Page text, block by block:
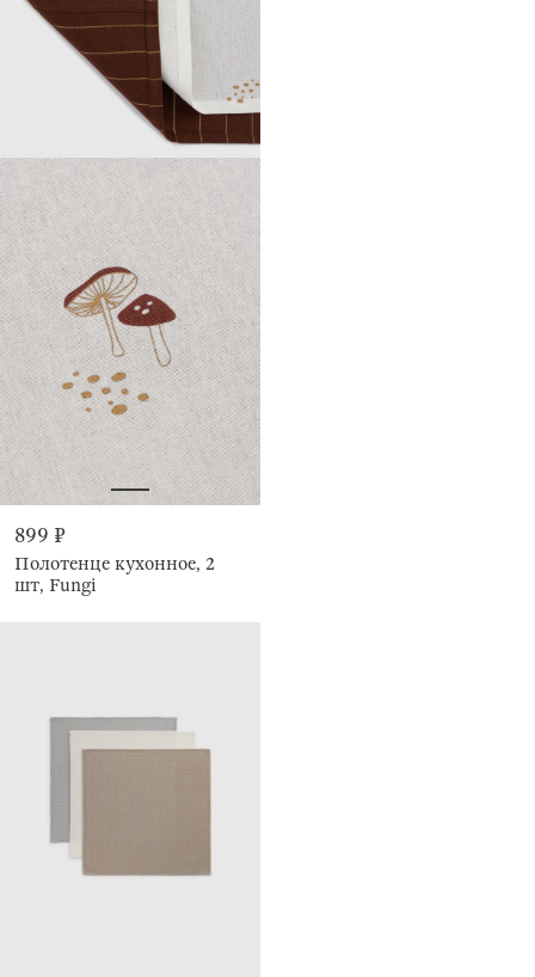
899 ₽
Полотенце кухонное, 2
шт, Fungi